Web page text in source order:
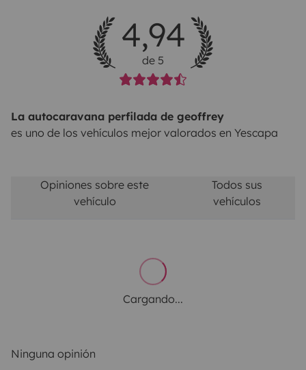
4,94
de 5
La autocaravana perfilada de geoffrey
es uno de los vehículos mejor valorados en Yescapa
Opiniones sobre este
vehículo
Todos sus
vehículos
Cargando...
Ninguna opinión